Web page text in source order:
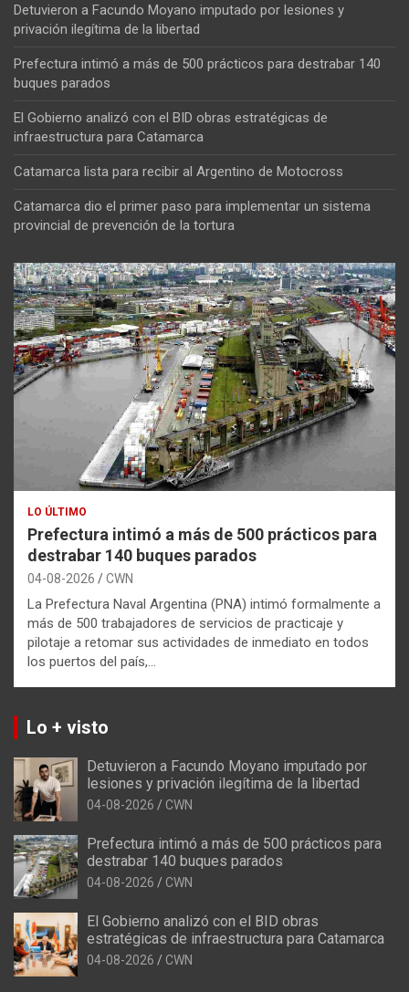
Detuvieron a Facundo Moyano imputado por lesiones y
privación ilegítima de la libertad
Prefectura intimó a más de 500 prácticos para destrabar 140
buques parados
El Gobierno analizó con el BID obras estratégicas de
infraestructura para Catamarca
Catamarca lista para recibir al Argentino de Motocross
Catamarca dio el primer paso para implementar un sistema
provincial de prevención de la tortura
LO ÚLTIMO
Prefectura intimó a más de 500 prácticos para
destrabar 140 buques parados
04-08-2026 CWN
La Prefectura Naval Argentina (PNA) intimó formalmente a
más de 500 trabajadores de servicios de practicaje y
pilotaje a retomar sus actividades de inmediato en todos
los puertos del país,…
Lo + visto
Detuvieron a Facundo Moyano imputado por
lesiones y privación ilegítima de la libertad
04-08-2026 CWN
Prefectura intimó a más de 500 prácticos para
destrabar 140 buques parados
04-08-2026 CWN
El Gobierno analizó con el BID obras
estratégicas de infraestructura para Catamarca
04-08-2026 CWN